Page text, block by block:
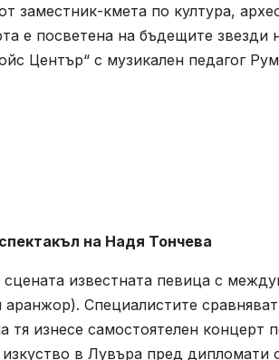
заместник-кмета по култура,
е посветена на бъдещите звезди
Център“ с музикален педагог
на Надя Тончева
известната певица с
Специалистите
изнесе самостоятелен концерт
в Лувъра пред дипломати